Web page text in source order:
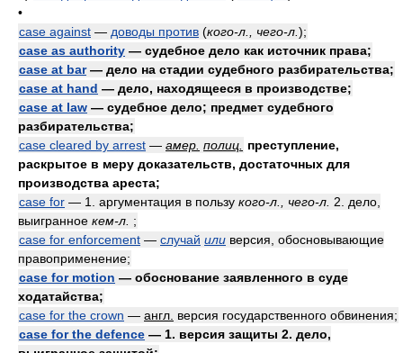
•
case against — доводы против (кого-л., чего-л. );
case as authority — судебное дело как источник права;
case at bar— дело на стадии судебного разбирательства;
case at hand — дело, находящееся в производстве;
case at law — судебное дело; предмет судебного
разбирательства;
case cleared by arrest — амер. полиц.
преступление,
раскрытое в меру доказательств, достаточных для
производства ареста;
case for — 1. аргументация в пользу кого-л., чего-л. 2. дело,
выигранное кем-л. ;
case for enforcement — случай или версия, обосновывающие
правоприменение;
case for motion — обоснование заявленного в суде
ходатайства;
case for the crown — англ. версия государственного обвинения;
case for the defence — 1. версия защиты 2. дело,